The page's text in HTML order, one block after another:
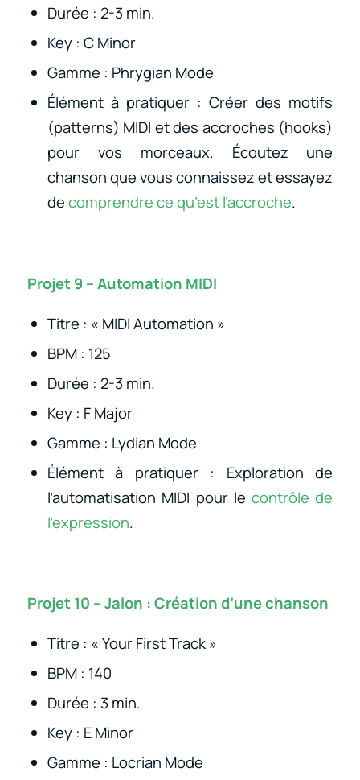
Durée : 2-3 min.
Key : C Minor
Gamme : Phrygian Mode
Élément à pratiquer : Créer des motifs
(patterns) MIDI et des accroches (hooks)
pour vos morceaux. Écoutez une
chanson que vous connaissez et essayez
decomprendre ce qu’est l’accroche.
Projet 9 – Automation MIDI
Titre : « MIDI Automation »
BPM : 125
Durée : 2-3 min.
Key : F Major
Gamme : Lydian Mode
Élément à pratiquer : Exploration de
l’automatisation MIDI pour lecontrôle de
l’expression.
Projet 10 – Jalon : Création d’une chanson
Titre : « Your First Track »
BPM : 140
Durée : 3 min.
Key : E Minor
Gamme : Locrian Mode